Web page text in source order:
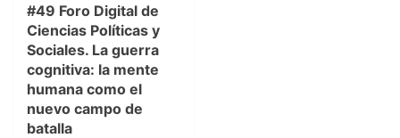
#49 Foro Digital de
Ciencias Políticas y
Sociales. La guerra
cognitiva: la mente
humana como el
nuevo campo de
batalla